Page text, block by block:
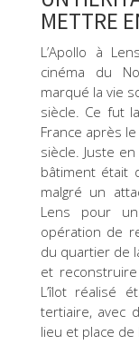
METTRE
L’Apollo à
cinéma du
marqué la vie
siècle. Ce fut
France après
siècle. Juste
bâtiment était
malgré un
Lens pour un
opération de
du quartier de
et
L’îlot réalisé
tertiaire, avec
lieu et place de